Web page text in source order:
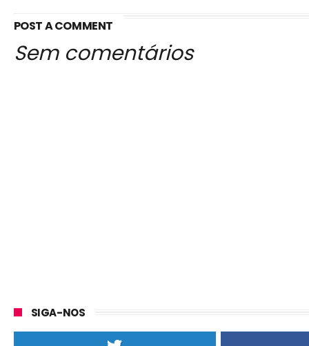
POST A COMMENT
Sem comentários
SIGA-NOS